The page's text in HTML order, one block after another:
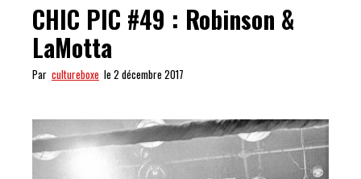
CHIC PIC #49 : Robinson &
LaMotta
Par cultureboxe le 2 décembre 2017